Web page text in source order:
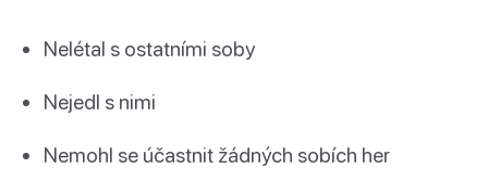
Nelétal s ostatními soby
Nejedl s nimi
Nemohl se účastnit žádných sobích her